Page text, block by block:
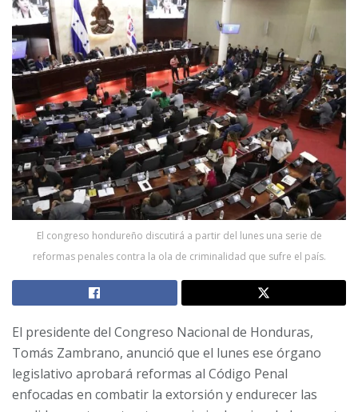
El congreso hondureño discutirá a partir del lunes una serie de
reformas penales contra la ola de criminalidad que sufre el país.
El presidente del Congreso Nacional de Honduras,
Tomás Zambrano, anunció que el lunes ese órgano
legislativo aprobará reformas al Código Penal
enfocadas en combatir la extorsión y endurecer las